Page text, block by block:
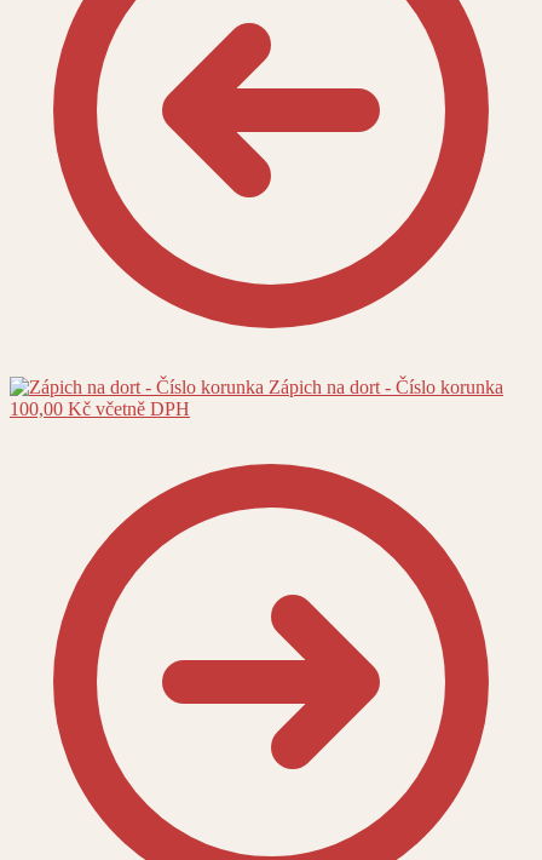
Kč
Zápich na dort - Číslo korunka
100,00 Kč včetně DPH